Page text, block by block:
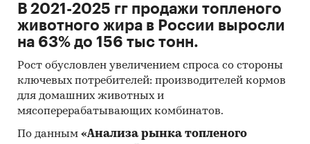
компаний участвующих или планирующих
участвовать в государственных торгах
показано средневзвешенное отклонение
итоговой стоимости контрактов от их
начальной максимальной цены. Покупателям
работы предоставляется выгрузка в формате
MS Excel. Параметры выгрузки могут быть
В 2021-2025 гг продажи топленого
животного жира в России выросли
на 63% до 156 тыс тонн.
Рост обусловлен увеличением спроса со стороны
ключевых потребителей: производителей кормов
для домашних животных и
мясоперерабатывающих комбинатов.
По данным «Анализа рынка топленого